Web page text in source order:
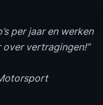
per jaar en werken
vertragingen!”